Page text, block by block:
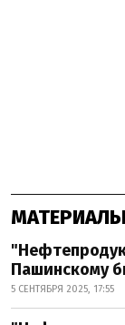
Пашинскому
5 СЕНТЯБРЯ 2025, 17:55